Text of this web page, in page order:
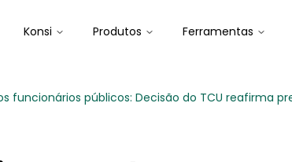
Konsi Produtos Ferramentas
funcionários públicos: Decisão do TCU reafirma